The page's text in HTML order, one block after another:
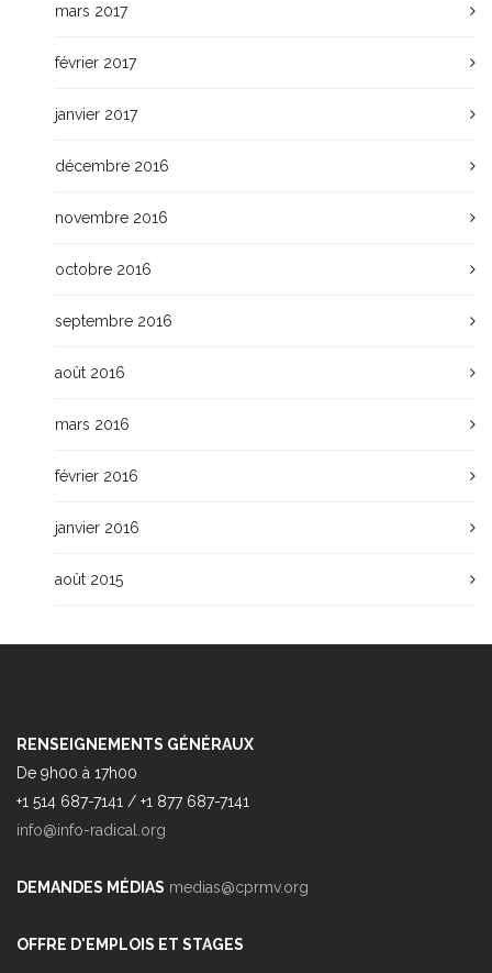
mars 2017
février 2017
janvier 2017
décembre 2016
novembre 2016
octobre 2016
septembre 2016
août 2016
mars 2016
février 2016
janvier 2016
août 2015
RENSEIGNEMENTS GÉNÉRAUX
De 9h00 à 17h00
+1 514 687-7141 / +1 877 687-7141
info@info-radical.org
DEMANDES MÉDIAS medias@cprmv.org
OFFRE D'EMPLOIS ET STAGES